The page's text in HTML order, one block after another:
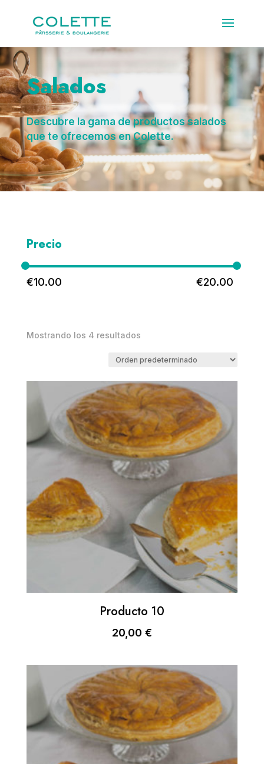
Salados
Descubre la gama de productos salados
que te ofrecemos en Colette.
Precio
€10.00 €20.00
Mostrando los 4 resultados
Producto 10
20,00 €